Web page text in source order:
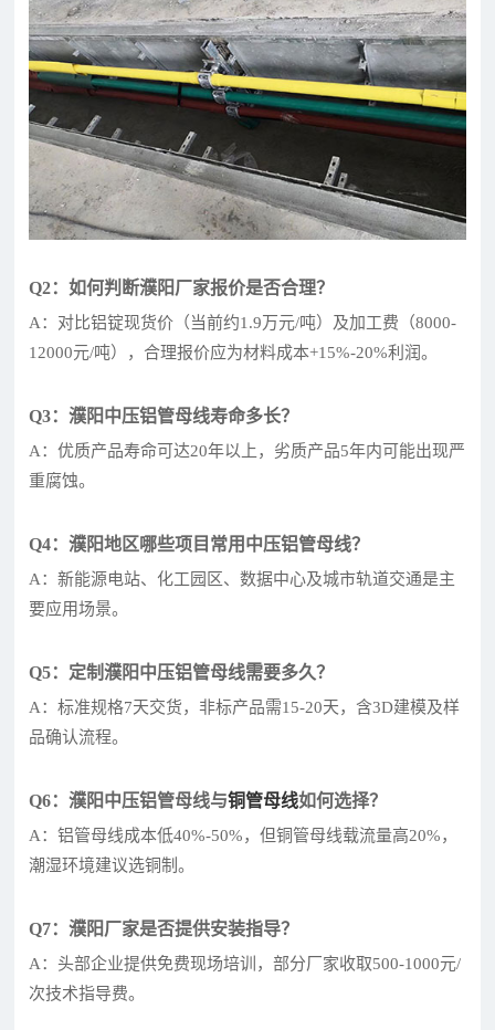
Q2：如何判断濮阳厂家报价是否合理？
A：对比铝锭现货价（当前约1.9万元/吨）及加工费（8000-
12000元/吨），合理报价应为材料成本+15%-20%利润。
Q3：濮阳中压铝管母线寿命多长？
A：优质产品寿命可达20年以上，劣质产品5年内可能出现严
重腐蚀。
Q4：濮阳地区哪些项目常用中压铝管母线？
A：新能源电站、化工园区、数据中心及城市轨道交通是主
要应用场景。
Q5：定制濮阳中压铝管母线需要多久？
A：标准规格7天交货，非标产品需15-20天，含3D建模及样
品确认流程。
Q6：濮阳中压铝管母线与铜管母线如何选择？
A：铝管母线成本低40%-50%，但铜管母线载流量高20%，
潮湿环境建议选铜制。
Q7：濮阳厂家是否提供安装指导？
A：头部企业提供免费现场培训，部分厂家收取500-1000元/
次技术指导费。